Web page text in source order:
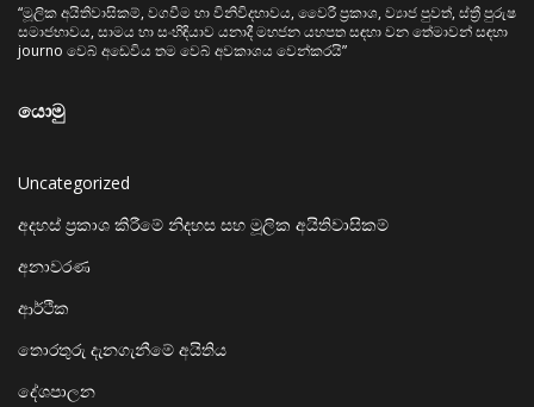
“මූලික අයිතිවාසිකම්, වගවීම හා විනිවිදභාවය, වෛරී ප්‍රකාශ, ව්‍යාජ පුවත්, ස්ත්‍රී පුරුෂ
සමාජභාවය, සාමය හා සංහිඳියාව යනාදී මහජන යහපත සඳහා වන තේමාවන් සඳහා
journo වෙබ් අඩෙවිය තම වෙබ් අවකාශය වෙන්කරයි”
යොමු
Uncategorized
අදහස් ප්‍රකාශ කිරීමේ නිදහස සහ මූලික අයිතිවාසිකම්
අනාවරණ
ආර්ථික
තොරතුරු දැනගැනීමේ අයිතිය
දේශපාලන